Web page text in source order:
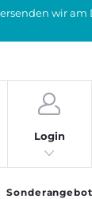
wir am
Login
Sonderangebot